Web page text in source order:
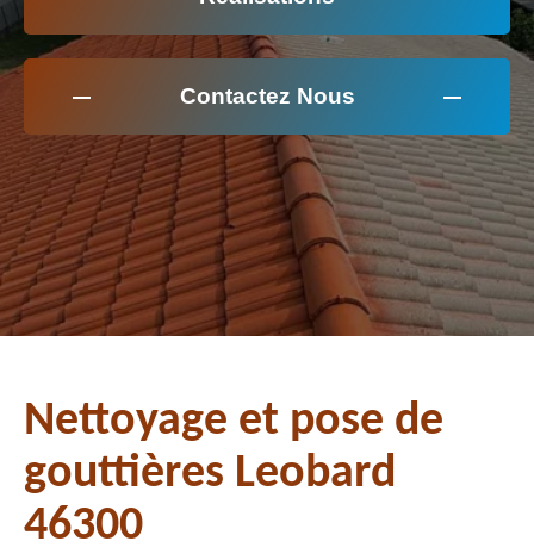
Contactez Nous
Nettoyage et pose de
gouttières Leobard
46300